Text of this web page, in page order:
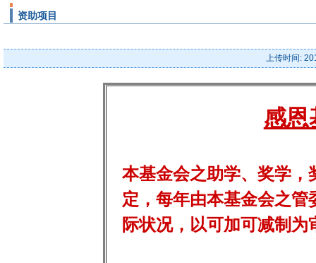
资助项目
上传时间:
感恩
本基金会之助学、奖学，
定，每年由本基金会之
际状况，以可加可减制为